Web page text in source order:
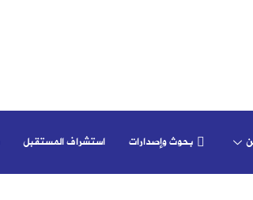
بحوث وإصدارات استشراف المستقبل